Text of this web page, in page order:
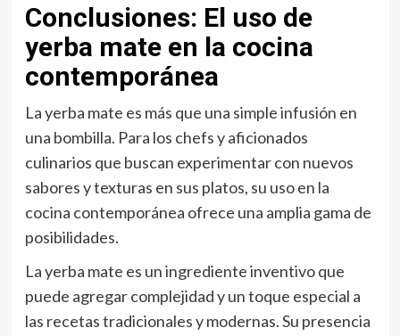
Conclusiones: El uso de
yerba mate en la cocina
contemporánea
La yerba mate es más que una simple infusión en
una bombilla. Para los chefs y aficionados
culinarios que buscan experimentar con nuevos
sabores y texturas en sus platos, su uso en la
cocina contemporánea ofrece una amplia gama de
posibilidades.
La yerba mate es un ingrediente inventivo que
puede agregar complejidad y un toque especial a
las recetas tradicionales y modernas. Su presencia